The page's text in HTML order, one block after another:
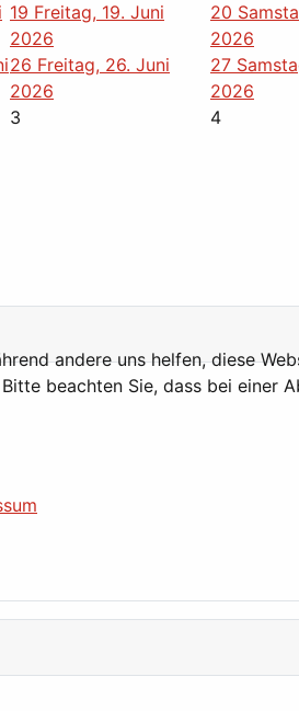
19 Freitag, 19. Juni
2026
20
2026
26 Freitag, 26. Juni
2026
27
2026
3 4
andere uns helfen, diese
beachten Sie, dass bei einer